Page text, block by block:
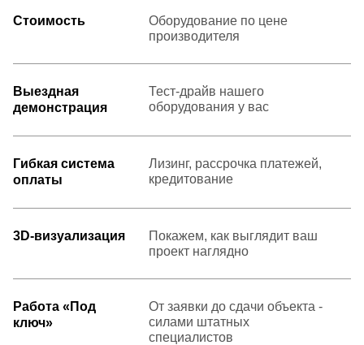
Стоимость
Оборудование по цене
производителя
Выездная
демонстрация
Тест-драйв нашего
оборудования у вас
Гибкая система
оплаты
Лизинг, рассрочка платежей,
кредитование
3D-визуализация
Покажем, как выглядит ваш
проект наглядно
Работа «Под
ключ»
От заявки до сдачи объекта -
силами штатных
специалистов